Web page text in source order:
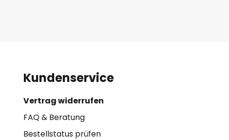
Kundenservice
Vertrag widerrufen
FAQ & Beratung
Bestellstatus prüfen